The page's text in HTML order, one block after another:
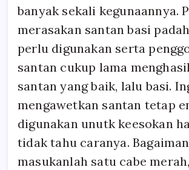
banyak sekali kegunaannya.
merasakan santan basi
perlu digunakan serta
santan cukup lama
santan yang baik, lalu basi.
mengawetkan santan tetap
digunakan unutk keesokan
tidak tahu caranya.
masukanlah satu cabe